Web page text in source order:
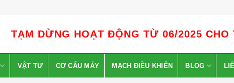
TẠM DỪNG HOẠT ĐỘNG TỪ 06/2025
VẬT TƯ CƠ CẤU MÁY MẠCH ĐIỀU KHIỂN BLOG